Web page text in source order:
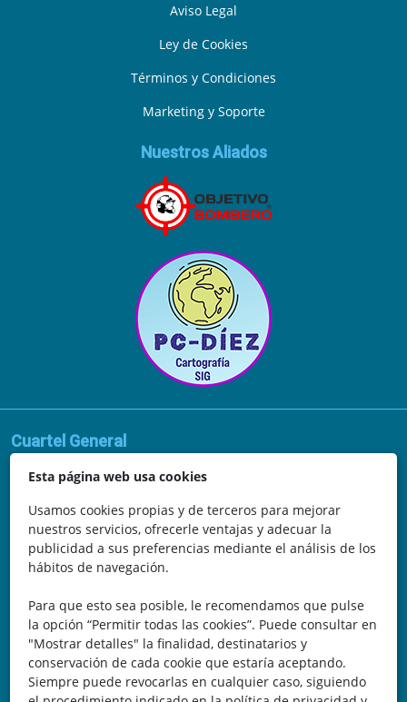
Esta página web usa cookies
Usamos cookies propias y de terceros para mejorar
nuestros servicios, ofrecerle ventajas y adecuar la
publicidad a sus preferencias mediante el análisis de los
hábitos de navegación.
Para que esto sea posible, le recomendamos que pulse
la opción “Permitir todas las cookies”. Puede consultar en
"Mostrar detalles" la finalidad, destinatarios y
conservación de cada cookie que estaría aceptando.
Siempre puede revocarlas en cualquier caso, siguiendo
Aviso Legal
Ley de Cookies
Términos y Condiciones
Marketing y Soporte
Nuestros Aliados
Cuartel General
Avda. de la Vega, 62
N.I.F.: 44252675-P
Belicena, Granada
España
Teléfono: 646 672 931
Email: bomberocallejero@gmail.com